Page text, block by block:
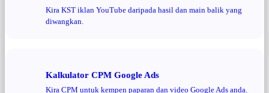
Kira KST iklan YouTube daripada hasil dan main balik yang
diwangkan.
Kalkulator CPM Google Ads
Kira CPM untuk kempen paparan dan video Google Ads anda.